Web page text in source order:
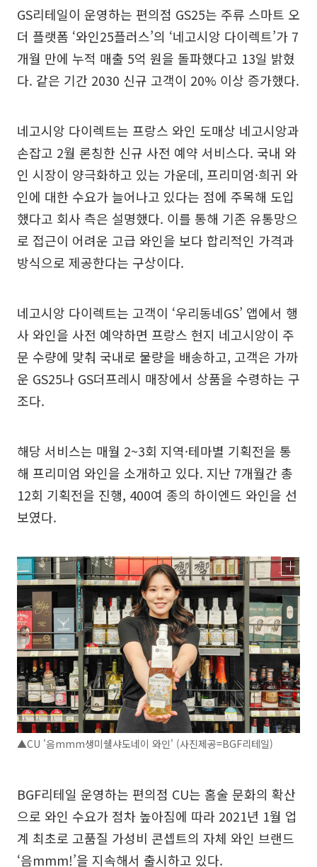
GS리테일이 운영하는 편의점 GS25는 주류 스마트 오
더 플랫폼 ‘와인25플러스’의 ‘네고시앙 다이렉트’가 7
개월 만에 누적 매출 5억 원을 돌파했다고 13일 밝혔
다. 같은 기간 2030 신규 고객이 20% 이상 증가했다.
네고시앙 다이렉트는 프랑스 와인 도매상 네고시앙과
손잡고 2월 론칭한 신규 사전 예약 서비스다. 국내 와
인 시장이 양극화하고 있는 가운데, 프리미엄·희귀 와
인에 대한 수요가 늘어나고 있다는 점에 주목해 도입
했다고 회사 측은 설명했다. 이를 통해 기존 유통망으
로 접근이 어려운 고급 와인을 보다 합리적인 가격과
방식으로 제공한다는 구상이다.
네고시앙 다이렉트는 고객이 ‘우리동네GS’ 앱에서 행
사 와인을 사전 예약하면 프랑스 현지 네고시앙이 주
문 수량에 맞춰 국내로 물량을 배송하고, 고객은 가까
운 GS25나 GS더프레시 매장에서 상품을 수령하는 구
조다.
해당 서비스는 매월 2~3회 지역·테마별 기획전을 통
해 프리미엄 와인을 소개하고 있다. 지난 7개월간 총
12회 기획전을 진행, 400여 종의 하이엔드 와인을 선
보였다.
▲CU '음mmm생미쉘샤도네이 와인' (사진제공=BGF리테일)
BGF리테일 운영하는 편의점 CU는 홈술 문화의 확산
으로 와인 수요가 점차 높아짐에 따라 2021년 1월 업
계 최초로 고품질 가성비 콘셉트의 자체 와인 브랜드
‘음mmm!’을 지속해서 출시하고 있다.